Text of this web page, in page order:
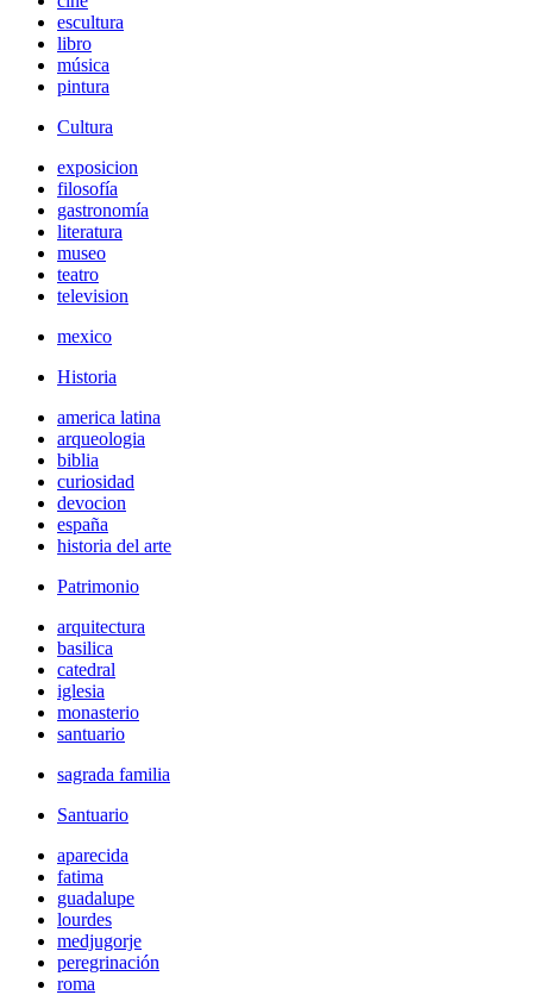
escultura
libro
música
pintura
Cultura
exposicion
filosofía
gastronomía
literatura
museo
teatro
television
mexico
Historia
america latina
arqueologia
biblia
curiosidad
devocion
españa
historia del arte
Patrimonio
arquitectura
basilica
catedral
iglesia
monasterio
santuario
sagrada familia
Santuario
aparecida
fatima
guadalupe
lourdes
medjugorje
peregrinación
roma